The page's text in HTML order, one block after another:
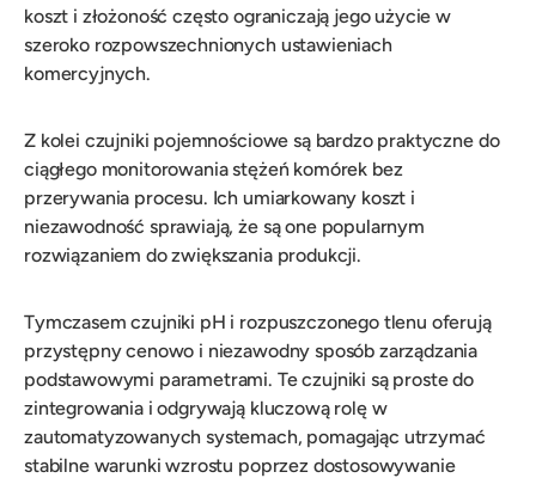
koszt i złożoność często ograniczają jego użycie w
szeroko rozpowszechnionych ustawieniach
komercyjnych.
Z kolei czujniki pojemnościowe są bardzo praktyczne do
ciągłego monitorowania stężeń komórek bez
przerywania procesu. Ich umiarkowany koszt i
niezawodność sprawiają, że są one popularnym
rozwiązaniem do zwiększania produkcji.
Tymczasem czujniki pH i rozpuszczonego tlenu oferują
przystępny cenowo i niezawodny sposób zarządzania
podstawowymi parametrami. Te czujniki są proste do
zintegrowania i odgrywają kluczową rolę w
zautomatyzowanych systemach, pomagając utrzymać
stabilne warunki wzrostu poprzez dostosowywanie